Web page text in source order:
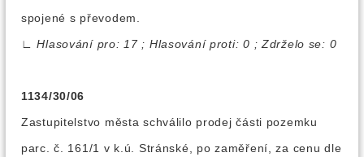
spojené s převodem.
∟
Hlasování pro: 17 ; Hlasování proti: 0 ; Zdrželo se: 0
1134/30/06
Zastupitelstvo města schválilo prodej části pozemku
parc. č. 161/1 v k.ú. Stránské, po zaměření, za cenu dle